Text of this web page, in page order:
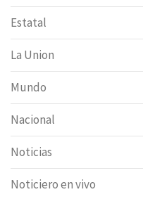
Estatal
La Union
Mundo
Nacional
Noticias
Noticiero en vivo